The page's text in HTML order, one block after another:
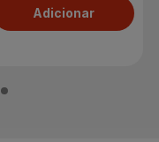
Adicionar